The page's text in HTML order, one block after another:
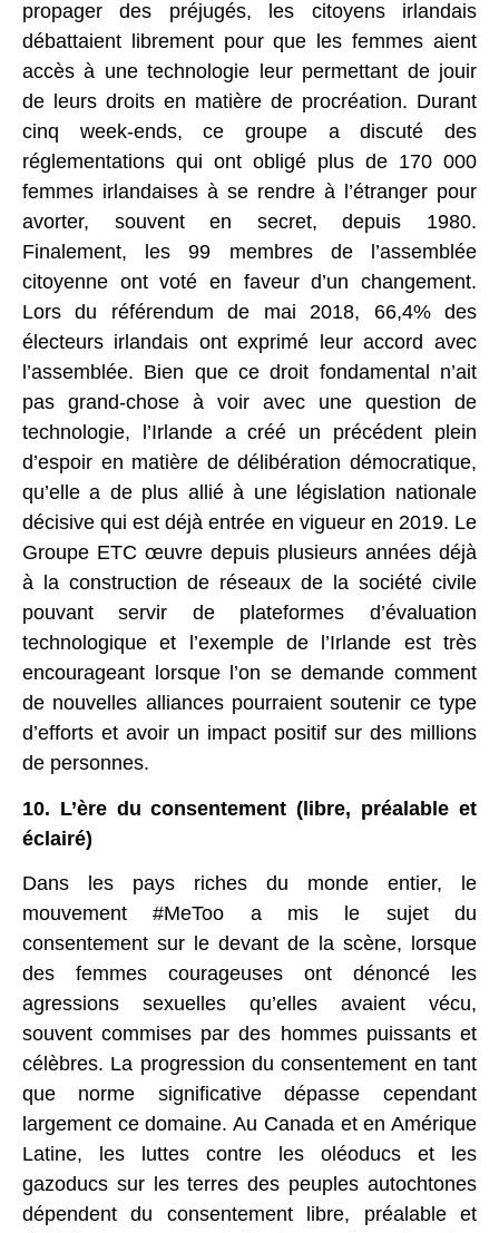
propager des préjugés, les citoyens irlandais
débattaient librement pour que les femmes aient
accès à une technologie leur permettant de jouir
de leurs droits en matière de procréation. Durant
cinq week-ends, ce groupe a discuté des
réglementations qui ont obligé plus de 170 000
femmes irlandaises à se rendre à l’étranger pour
avorter, souvent en secret, depuis 1980.
Finalement, les 99 membres de l’assemblée
citoyenne ont voté en faveur d’un changement.
Lors du référendum de mai 2018, 66,4% des
électeurs irlandais ont exprimé leur accord avec
l’assemblée. Bien que ce droit fondamental n’ait
pas grand-chose à voir avec une question de
technologie, l’Irlande a créé un précédent plein
d’espoir en matière de délibération démocratique,
qu’elle a de plus allié à une législation nationale
décisive qui est déjà entrée en vigueur en 2019. Le
Groupe ETC œuvre depuis plusieurs années déjà
à la construction de réseaux de la société civile
pouvant servir de plateformes d’évaluation
technologique et l’exemple de l’Irlande est très
encourageant lorsque l’on se demande comment
de nouvelles alliances pourraient soutenir ce type
d’efforts et avoir un impact positif sur des millions
de personnes.
10. L’ère du consentement (libre, préalable et
éclairé)
Dans les pays riches du monde entier, le
mouvement #MeToo a mis le sujet du
consentement sur le devant de la scène, lorsque
des femmes courageuses ont dénoncé les
agressions sexuelles qu’elles avaient vécu,
souvent commises par des hommes puissants et
célèbres. La progression du consentement en tant
que norme significative dépasse cependant
largement ce domaine. Au Canada et en Amérique
Latine, les luttes contre les oléoducs et les
gazoducs sur les terres des peuples autochtones
dépendent du consentement libre, préalable et